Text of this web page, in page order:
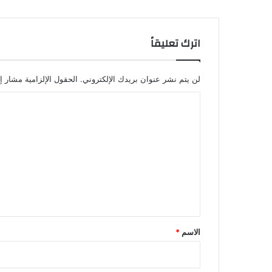
اترك تعليقاً
لن يتم نشر عنوان بريدك الإلكتروني. الحقول الإلزامية مشار
*
الاسم *